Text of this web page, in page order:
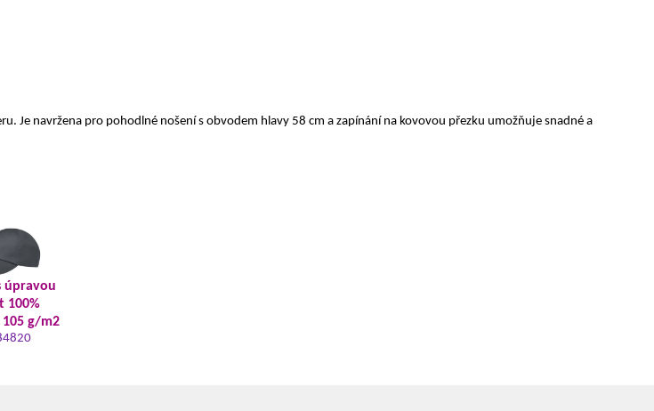
Je navržena pro pohodlné nošení s obvodem hlavy 58 cm a zapínání na kovovou přezku umožňuje snadné a
úpravou
100%
105 g/m2